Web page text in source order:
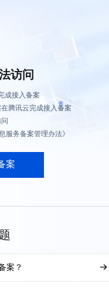
访问
成接入备案
腾讯云完成接入备案
服务备案管理办法》
案
案？